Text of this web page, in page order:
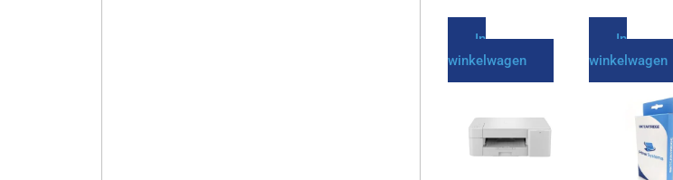
In
winkelwagen
In
winkelwagen
product
meerdere